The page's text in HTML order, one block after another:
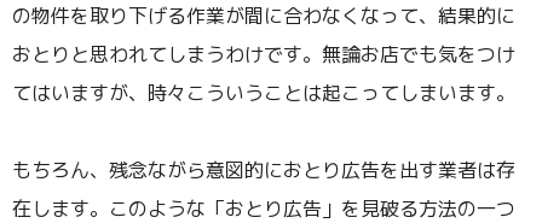
の物件を取り下げる作業が間に合わなくなって、結果的に
おとりと思われてしまうわけです。無論お店でも気をつけ
てはいますが、時々こういうことは起こってしまいます。
もちろん、残念ながら意図的におとり広告を出す業者は存
在します。このような「おとり広告」を見破る方法の一つ